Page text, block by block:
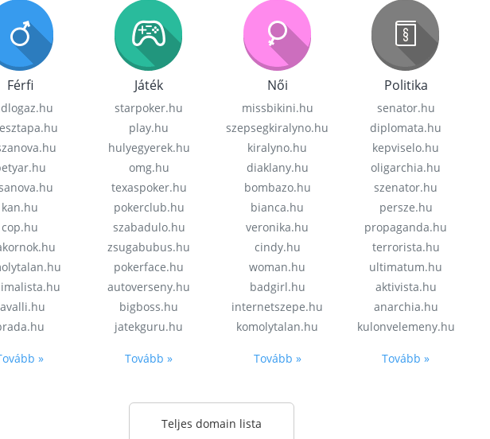
Férfi
kan.hu
cop.hu
»
Játék
starpoker.hu
play.hu
hulyegyerek.hu
omg.hu
texaspoker.hu
pokerclub.hu
szabadulo.hu
zsugabubus.hu
pokerface.hu
autoverseny.hu
bigboss.hu
jatekguru.hu
Tovább »
Női
missbikini.hu
szepsegkiralyno.hu
kiralyno.hu
diaklany.hu
bombazo.hu
bianca.hu
veronika.hu
cindy.hu
woman.hu
badgirl.hu
internetszepe.hu
komolytalan.hu
Tovább »
Politika
senator.hu
diplomata.hu
kepviselo.hu
oligarchia.hu
szenator.hu
persze.hu
propaganda.hu
terrorista.hu
ultimatum.hu
aktivista.hu
anarchia.hu
kulonvelemeny.hu
Tovább »
Teljes domain lista